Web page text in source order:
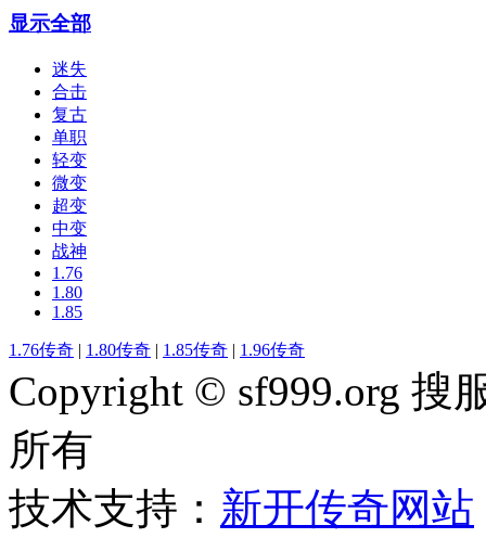
显示全部
迷失
合击
复古
单职
轻变
微变
超变
中变
战神
1.76
1.80
1.85
1.76传奇 | 1.80传奇 | 1.85传奇 | 1.96传奇
Copyright © sf999.org 搜
所有
技术支持： 新开传奇网站